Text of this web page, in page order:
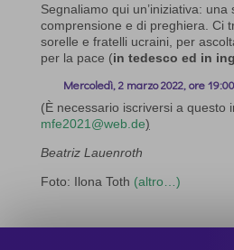
Segnaliamo qui un’iniziativa:
comprensione e di preghiera. Ci
sorelle e fratelli ucraini, per
per la pace (in tedesco ed in
Mercoledì, 2 marzo 2022, ore
(È necessario iscriversi a questo
mfe2021@web.de)
Beatriz Lauenroth
Foto: Ilona Toth (altro…)